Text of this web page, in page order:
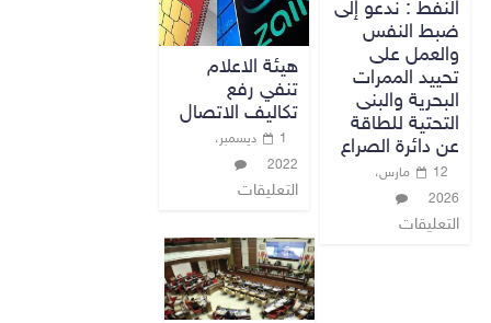
النفط : ندعو إلى
ضبط النفس
والعمل على
تحييد الممرات
البحرية والبنى
التحتية للطاقة
عن دائرة الصراع
12 مارس،
2026
التعليقات
هيئة الاعلام
تنفي رفع
تكاليف الاتصال
1 ديسمبر،
2022
التعليقات